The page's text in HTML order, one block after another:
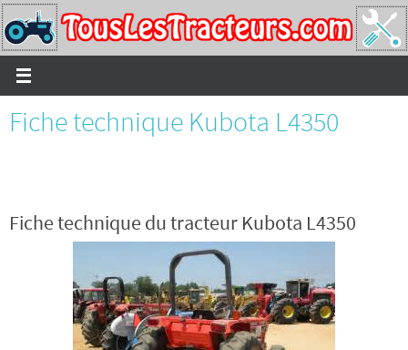
Passer
vers
le
contenu
Fiche technique Kubota L4350
Fiche technique du tracteur Kubota L4350